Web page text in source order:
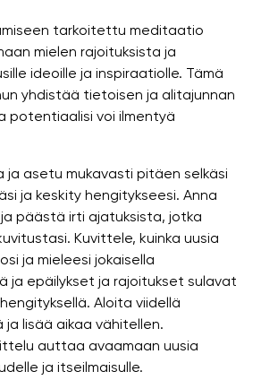
tarkoitettu meditaatio
mielen rajoituksista ja
ideoille ja inspiraatiolle. Tämä
yhdistää tietoisen ja alitajunnan
potentiaalisi voi ilmentyä
ja asetu mukavasti pitäen selkäsi
ja keskity hengitykseesi. Anna
päästä irti ajatuksista, jotka
Kuvittele, kuinka uusia
ja mieleesi jokaisella
ja epäilykset ja rajoitukset sulavat
Aloita viidellä
ja lisää aikaa vähitellen.
auttaa avaamaan uusia
ja itseilmaisulle.